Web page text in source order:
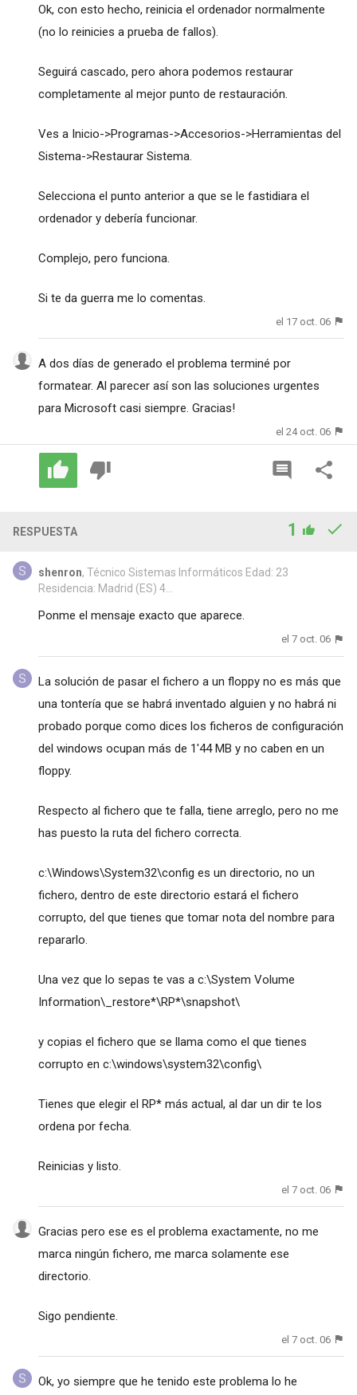
Ok, con esto hecho, reinicia el ordenador normalmente
(no lo reinicies a prueba de fallos).
Seguirá cascado, pero ahora podemos restaurar
completamente al mejor punto de restauración.
Ves a Inicio->Programas->Accesorios->Herramientas del
Sistema->Restaurar Sistema.
Selecciona el punto anterior a que se le fastidiara el
ordenador y debería funcionar.
Complejo, pero funciona.
Si te da guerra me lo comentas.
el 17 oct. 06
A dos días de generado el problema terminé por
formatear. Al parecer así son las soluciones urgentes
para Microsoft casi siempre. Gracias!
el 24 oct. 06
RESPUESTA 1
shenron, Técnico Sistemas Informáticos Edad: 23
Residencia: Madrid (ES) 4...
Ponme el mensaje exacto que aparece.
el 7 oct. 06
La solución de pasar el fichero a un floppy no es más que
una tontería que se habrá inventado alguien y no habrá ni
probado porque como dices los ficheros de configuración
del windows ocupan más de 1'44 MB y no caben en un
floppy.
Respecto al fichero que te falla, tiene arreglo, pero no me
has puesto la ruta del fichero correcta.
c:\Windows\System32\config es un directorio, no un
fichero, dentro de este directorio estará el fichero
corrupto, del que tienes que tomar nota del nombre para
repararlo.
Una vez que lo sepas te vas a c:\System Volume
Information\_restore*\RP*\snapshot\
y copias el fichero que se llama como el que tienes
corrupto en c:\windows\system32\config\
Tienes que elegir el RP* más actual, al dar un dir te los
ordena por fecha.
Reinicias y listo.
el 7 oct. 06
Gracias pero ese es el problema exactamente, no me
marca ningún fichero, me marca solamente ese
directorio.
Sigo pendiente.
el 7 oct. 06
Ok, yo siempre que he tenido este problema lo he